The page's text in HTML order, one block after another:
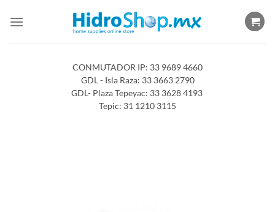
CONMUTADOR IP: 33 9689 4660
GDL - Isla Raza: 33 3663 2790
GDL- Plaza Tepeyac: 33 3628 4193
Tepic: 31 1210 3115